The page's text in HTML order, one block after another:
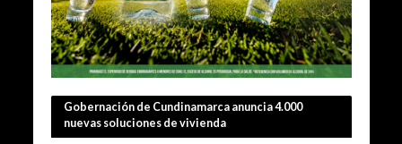
Gobernación de Cundinamarca anuncia 4.000
nuevas soluciones de vivienda